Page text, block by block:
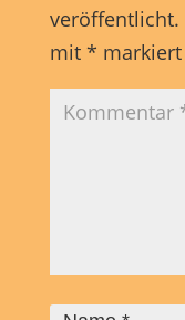
veröffentlicht.
mit * markiert